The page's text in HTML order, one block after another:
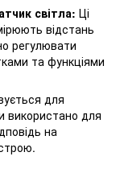
світла: Ці
відстань
регулювати
та функціями
для
використано для
на